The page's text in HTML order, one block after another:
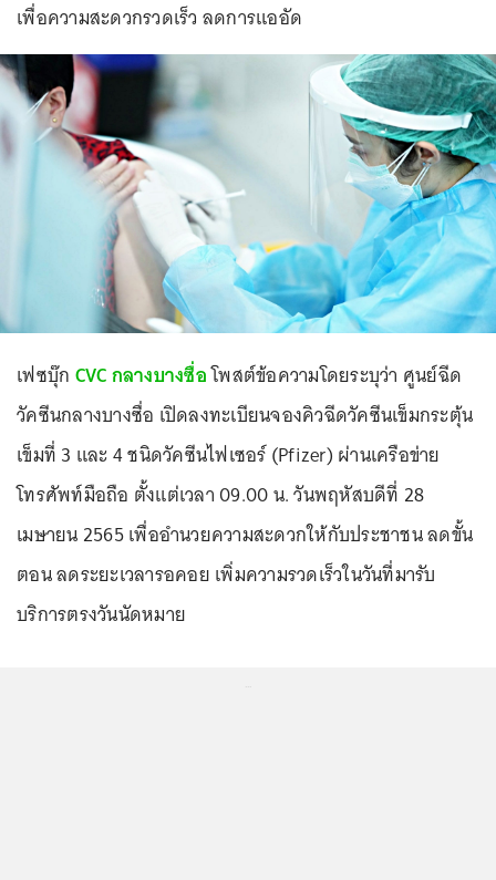
เพื่อความสะดวกรวดเร็ว ลดการแออัด
เฟซบุ๊ก CVC กลางบางซื่อโพสต์ข้อความโดยระบุว่า ศูนย์ฉีด
วัคซีนกลางบางซื่อ เปิดลงทะเบียนจองคิวฉีดวัคซีนเข็มกระตุ้น
เข็มที่ 3 และ 4 ชนิดวัคซีนไฟเซอร์ (Pfizer) ผ่านเครือข่าย
โทรศัพท์มือถือ ตั้งแต่เวลา 09.00 น. วันพฤหัสบดีที่ 28
เมษายน 2565 เพื่ออำนวยความสะดวกให้กับประชาชน ลดขั้น
ตอน ลดระยะเวลารอคอย เพิ่มความรวดเร็วในวันที่มารับ
บริการตรงวันนัดหมาย